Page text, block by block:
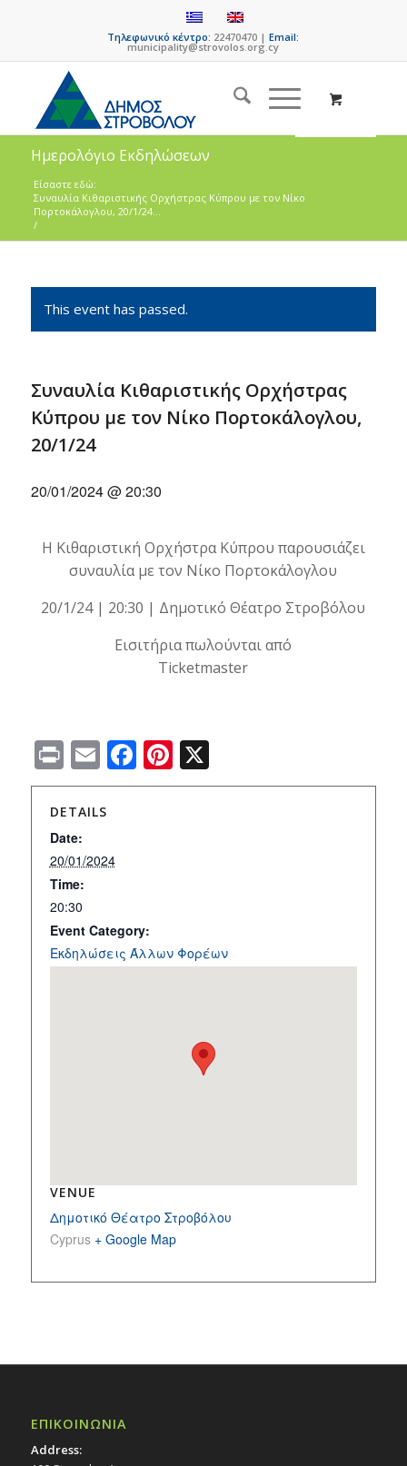
Τηλεφωνικό κέντρο: 22470470 |Email:
municipality@strovolos.org.cy
Ημερολόγιο Εκδηλώσεων
Είσαστε εδώ:
Συναυλία Κιθαριστικής Ορχήστρας Κύπρου με τον Νίκο
Πορτοκάλογλου, 20/1/24...
/
This event has passed.
Συναυλία Κιθαριστικής Ορχήστρας
Κύπρου με τον Νίκο Πορτοκάλογλου,
20/1/24
20/01/2024 @ 20:30
Η Κιθαριστική Ορχήστρα Κύπρου παρουσιάζει
συναυλία με τον Νίκο Πορτοκάλογλου
20/1/24 | 20:30 | Δημοτικό Θέατρο Στροβόλου
Εισιτήρια πωλούνται από
Ticketmaster
PrintEmailFacebook
Pinterest
X
DETAILS
Date:
20/01/2024
Time:
20:30
Event Category:
Εκδηλώσεις Άλλων Φορέων
VENUE
Δημοτικό Θέατρο Στροβόλου
Cyprus + Google Map
ΕΠΙΚΟΙΝΩΝΙΑ
Address: